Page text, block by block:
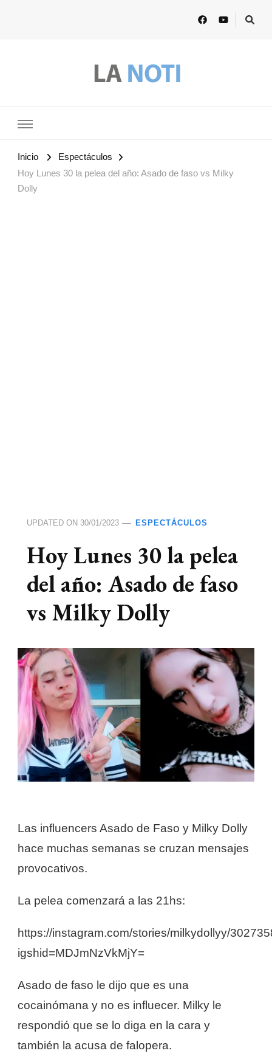
Inicio
Espectáculos
Hoy Lunes 30 la pelea del año: Asado de faso vs Milky
Dolly
UPDATED ON 30/01/2023 ESPECTÁCULOS
Hoy Lunes 30 la pelea
del año: Asado de faso
vs Milky Dolly
Las influencers Asado de Faso y Milky Dolly
hace muchas semanas se cruzan mensajes
provocativos.
La pelea comenzará a las 21hs:
https://instagram.com/stories/milkydollyy/
igshid=MDJmNzVkMjY=
Asado de faso le dijo que es una
cocainómana y no es influecer. Milky le
respondió que se lo diga en la cara y
también la acusa de falopera.